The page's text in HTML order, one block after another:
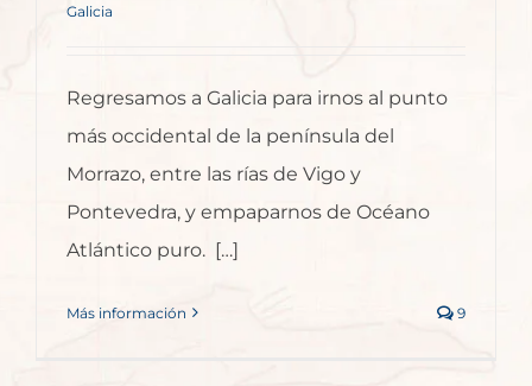
Galicia
Regresamos a Galicia para irnos al punto
más occidental de la península del
Morrazo, entre las rías de Vigo y
Pontevedra, y empaparnos de Océano
Atlántico puro. […]
Más información 9